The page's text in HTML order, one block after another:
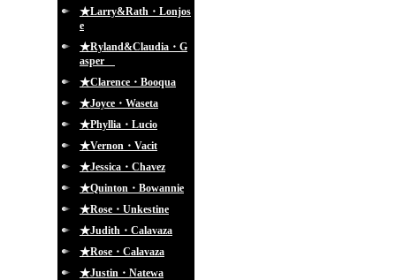
★Larry&Rath・Lonjos
e
★Ryland&Claudia・G
asper
★Clarence・Booqua
★Joyce・Waseta
★Phyllia・Lucio
★Vernon・Vacit
★Jessica・Chavez
★Quinton・Bowannie
★Rose・Unkestine
★Judith・Calavaza
★Rose・Calavaza
★Justin・Natewa